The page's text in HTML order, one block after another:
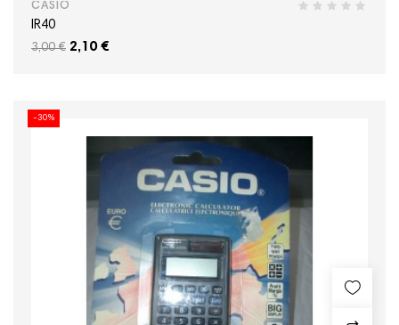
CASIO
IR40
3,00 € 2,10 €
-30%